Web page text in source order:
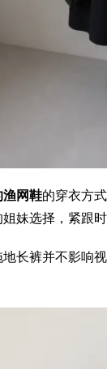
渔网鞋的穿衣方
妹选择，紧跟
长裤并不影响